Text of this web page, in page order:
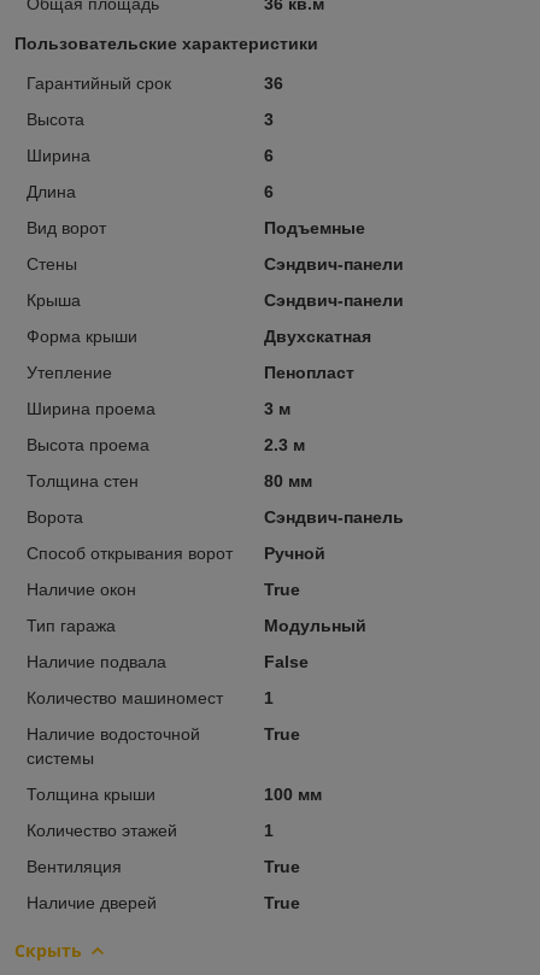
Пользовательские характеристики
Гарантийный срок
36
Высота
3
Ширина
6
Длина
6
Вид ворот
Подъемные
Стены
Сэндвич-панели
Крыша
Сэндвич-панели
Форма крыши
Двухскатная
Утепление
Пенопласт
Ширина проема
3 м
Высота проема
2.3 м
Толщина стен
80 мм
Ворота
Сэндвич-панель
Способ открывания ворот
Ручной
Наличие окон
True
Тип гаража
Модульный
Наличие подвала
False
Количество машиномест
1
Наличие водосточной
системы
True
Толщина крыши
100 мм
Количество этажей
1
Вентиляция
True
Наличие дверей
True
Скрыть